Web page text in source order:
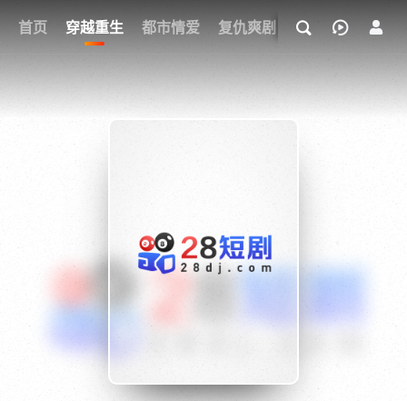
首页 穿越重生 都市情爱 复仇爽剧 玄幻武侠 奇幻
我的观影记录
{if condition="$obj.vod_points